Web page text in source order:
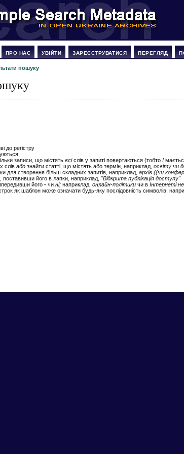
ПРО НАС УВІЙТИ ЗАРЕЄСТРУВАТИСЯ ПЕРЕГЛЯД
пошуку
до регістру
записи, що містятьвсіслів у запиті повертаються (тобтоІ
слівабо знайти статті, що містять або термін, наприклад,освіту чи
для створення більш складних запитів, наприклад,архів ((чи
його в лапки, наприклад, "Відкрита публікація доступу"
його- чині; наприклад,онлайн-політики чи вІнтернеті
як шаблон може означати будь-яку послідовність символів,